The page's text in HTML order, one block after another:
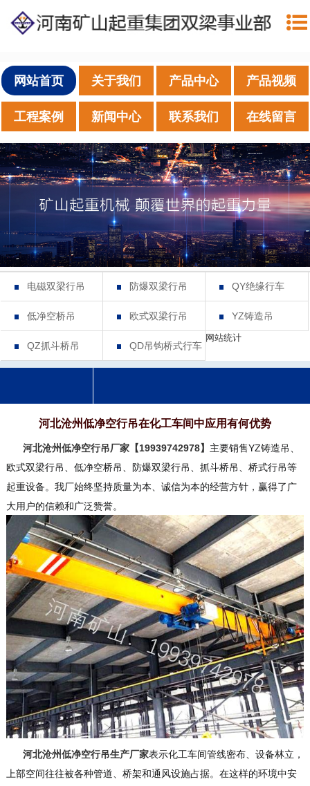
网站首页 关于我们 产品中心 产品视频
工程案例 新闻中心 联系我们 在线留言
电磁双梁行吊 防爆双梁行吊 QY绝缘行车
低净空桥吊 欧式双梁行吊 YZ铸造吊
QZ抓斗桥吊 QD吊钩桥式行车
河北沧州低净空行吊在化工车间中应用有何优势
河北沧州低净空行吊厂家【19939742978】 主要销售YZ铸造吊、
欧式双梁行吊、低净空桥吊、防爆双梁行吊、抓斗桥吊、桥式行吊等
起重设备。我厂始终坚持质量为本、诚信为本的经营方针，赢得了广
大用户的信赖和广泛赞誉。
河北沧州低净空行吊生产厂家表示化工车间管线密布、设备林立，
上部空间往往被各种管道、桥架和通风设施占据。在这样的环境中安
网站统计